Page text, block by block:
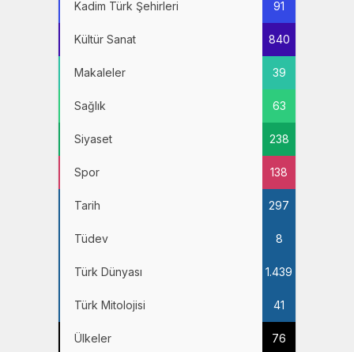
Kadim Türk Şehirleri 91
Kültür Sanat 840
Makaleler 39
Sağlık 63
Siyaset 238
Spor 138
Tarih 297
Tüdev 8
Türk Dünyası 1.439
Türk Mitolojisi 41
Ülkeler 76